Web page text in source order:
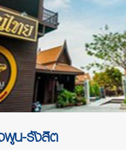
พูน-รังสิต